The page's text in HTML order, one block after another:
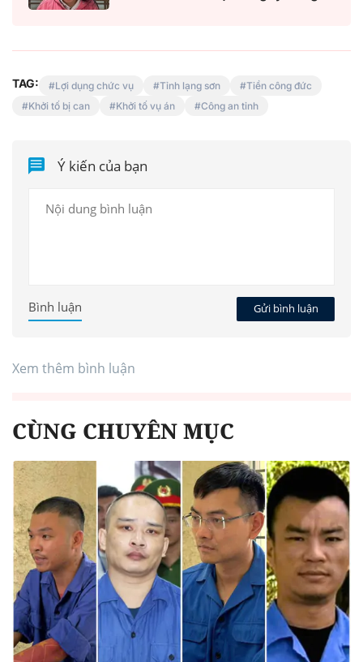
TAG: Lợi dụng chức vụ Tỉnh lạng sơn
Tiền công đức
Khởi tố bị can
Khởi tố vụ án Công an tỉnh
Ý kiến của bạn
Gửi bình luận
Bình luận
Xem thêm bình luận
CÙNG CHUYÊN MỤC